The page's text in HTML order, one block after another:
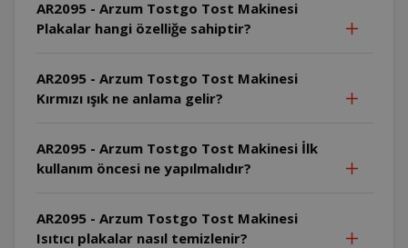
AR2095 - Arzum Tostgo Tost Makinesi
Plakalar hangi özelliğe sahiptir?
AR2095 - Arzum Tostgo Tost Makinesi
Kırmızı ışık ne anlama gelir?
AR2095 - Arzum Tostgo Tost Makinesi İlk
kullanım öncesi ne yapılmalıdır?
AR2095 - Arzum Tostgo Tost Makinesi
Isıtıcı plakalar nasıl temizlenir?